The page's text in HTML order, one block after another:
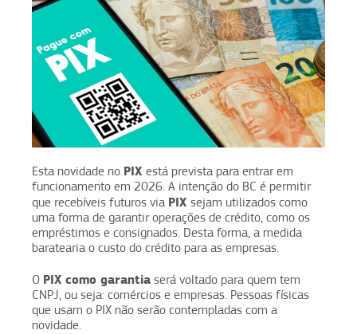
Esta novidade no PIX está prevista para entrar em
funcionamento em 2026. A intenção do BC é permitir
que recebíveis futuros via PIX sejam utilizados como
uma forma de garantir operações de crédito, como os
empréstimos e consignados. Desta forma, a medida
baratearia o custo do crédito para as empresas.
O PIX como garantia será voltado para quem tem
CNPJ, ou seja: comércios e empresas. Pessoas físicas
que usam o PIX não serão contempladas com a
novidade.